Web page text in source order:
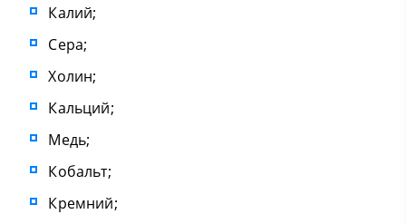
Калий;
Сера;
Холин;
Кальций;
Медь;
Кобальт;
Кремний;